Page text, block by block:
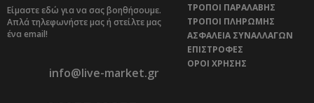
Είμαστε εδώ για να σας βοηθήσουμε.
Απλά τηλεφωνήστε μας ή στείλτε μας
ένα email!
info@live-market.gr
ΤΡΟΠΟΙ ΠΑΡΑΛΑΒΗΣ
ΤΡΟΠΟΙ ΠΛΗΡΩΜΗΣ
ΑΣΦΑΛΕΙΑ ΣΥΝΑΛΛΑΓΩΝ
ΕΠΙΣΤΡΟΦΕΣ
ΟΡΟΙ ΧΡΗΣΗΣ